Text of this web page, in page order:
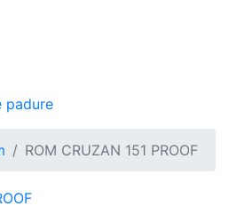
padure
ROM CRUZAN 151 PROOF